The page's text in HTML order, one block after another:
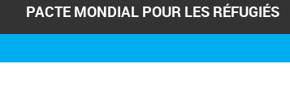
PACTE MONDIAL POUR LES RÉFUGIÉS